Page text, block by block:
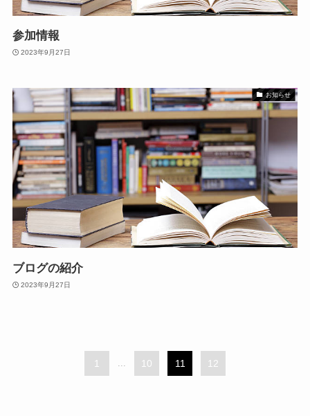
参加情報
2023年9月27日
お知らせ
ブログの紹介
2023年9月27日
1 ... 10 11 12